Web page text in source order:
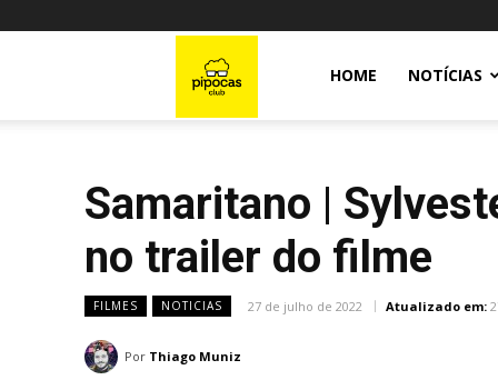
HOME NOTÍCIAS
Samaritano |
no trailer do filme
FILMES NOTICIAS 27 de julho de 2022 Atualizado em:
Por Thiago Muniz